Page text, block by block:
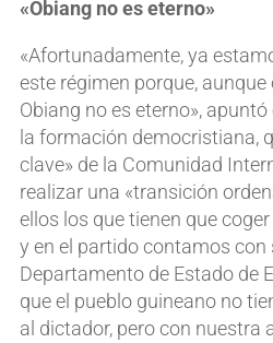
«Obiang no es eterno»
«Afortunadamente, ya
este régimen porque,
Obiang no es eterno»,
la formación democristiana,
clave» de la Comunidad
realizar una «transición
ellos los que tienen que
y en el partido contamos con
Departamento de Estado de
que el pueblo guineano no
al dictador, pero con nuestra